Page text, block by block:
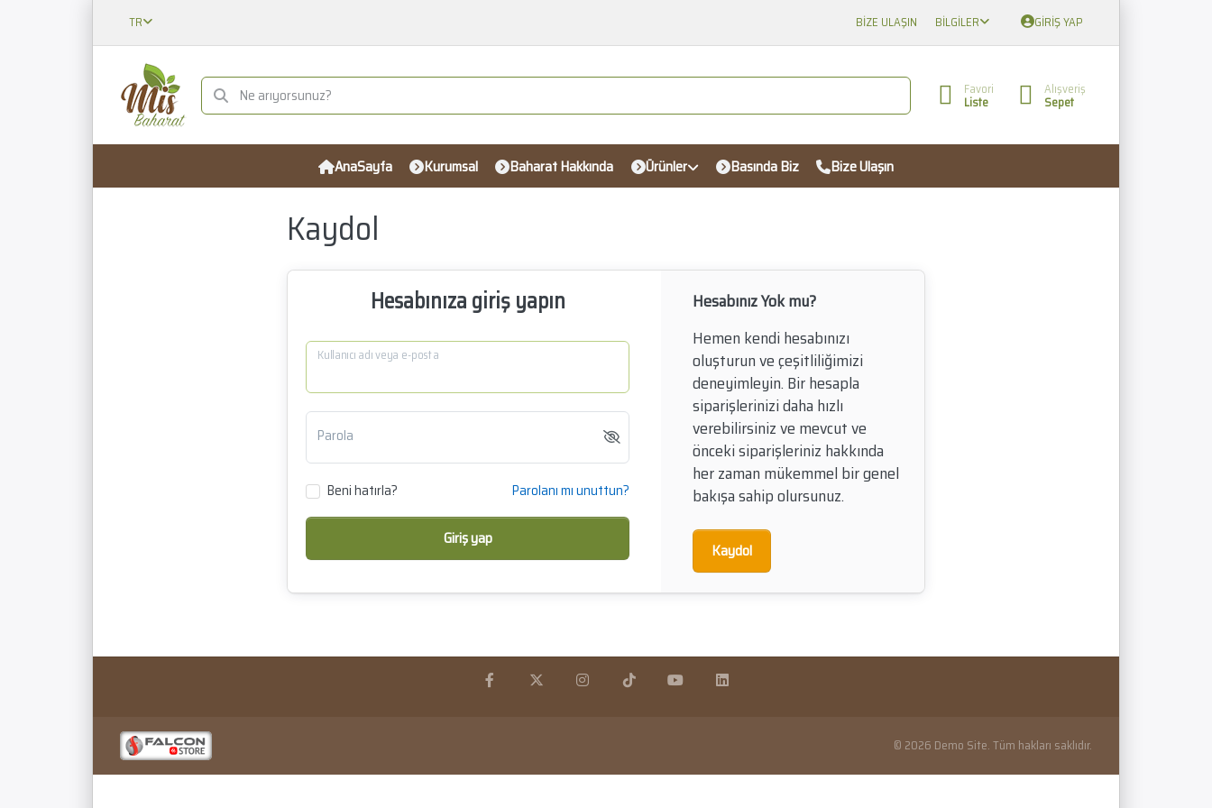
TR BIZE ULAŞIN BILGILER GIRIŞ YAP
Favori
Liste
Alışveriş
Sepet
AnaSayfa Kurumsal Baharat Hakkında Ürünler Basında Biz Bize Ulaşın
Kaydol
Hesabınıza giriş yapın
Kullanıcı adı veya e-posta
Parola
Beni hatırla? Parolanı mı unuttun?
Giriş yap
Hesabınız Yok mu?
Hemen kendi hesabınızı
oluşturun ve çeşitliliğimizi
deneyimleyin. Bir hesapla
siparişlerinizi daha hızlı
verebilirsiniz ve mevcut ve
önceki siparişleriniz hakkında
her zaman mükemmel bir genel
bakışa sahip olursunuz.
Kaydol
© 2026 Demo Site. Tüm hakları saklıdır.